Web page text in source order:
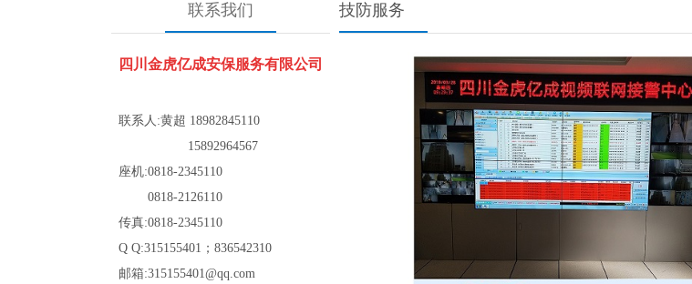
联系我们
四川金虎亿成安保服务有限公司
联系人:黄超 18982845110
15892964567
座机:0818-2345110
0818-2126110
传真:0818-2345110
Q Q:315155401；836542310
邮箱:315155401@qq.com
技防服务